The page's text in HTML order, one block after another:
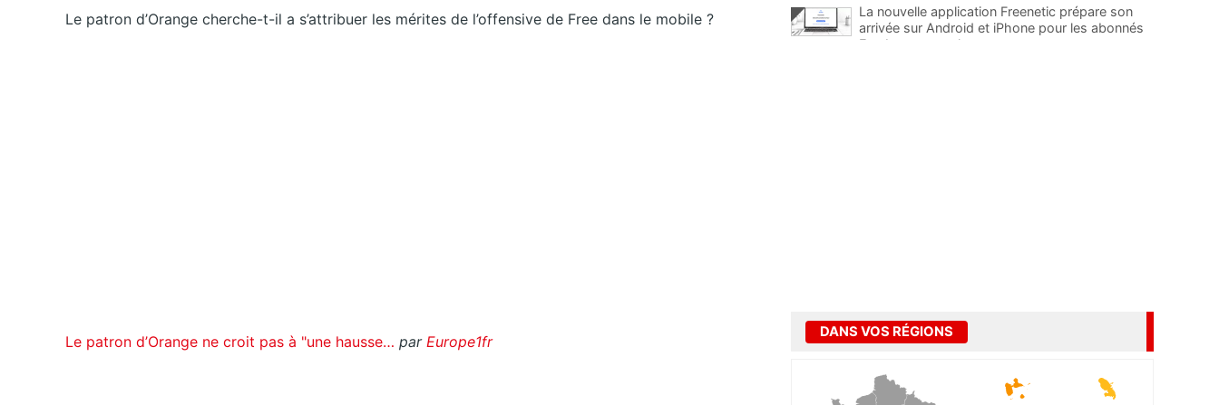
Le patron d’Orange cherche-t-il a s’attribuer les mérites de l’offensive de Free dans le mobile ?
Le patron d’Orange ne croit pas à "une hausse… par Europe1fr
La nouvelle application Freenetic prépare son
arrivée sur Android et iPhone pour les abonnés
Freebox, testez la
DANS VOS RÉGIONS